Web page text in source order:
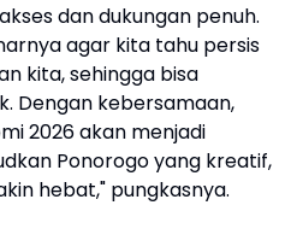
dan dukungan penuh.
agar kita tahu persis
kita, sehingga bisa
Dengan kebersamaan,
2026 akan menjadi
Ponorogo yang kreatif,
hebat," pungkasnya.